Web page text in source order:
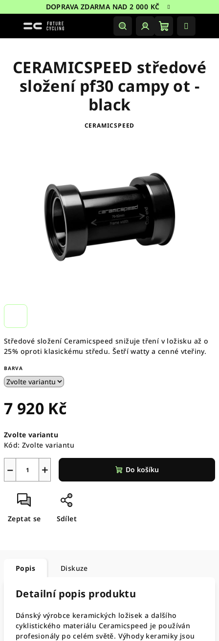
na
DOPRAVA ZDARMA NAD 2 000 KČ
HledatPřihlášeníNákupní
Středové složení Ceramicspeed snižuje tření v ložisku až o
25% oproti klasickému středu. Šetří watty a cenné vteřiny.
BARVA
7 920 Kč
cena:
Zvolte variantu
Kód: Zvolte variantu
+
− Do košíku
Zeptat se Sdílet
CERAMICSPEED středové
složení pf30 campy ot -
black
CERAMICSPEED
Popis Diskuze
Detailní popis produktu
Dánský výrobce keramických ložisek a dalšího
cyklistického materiálu Ceramicspeed je používán
profesionály po celém světě. Výhody keramiky jsou